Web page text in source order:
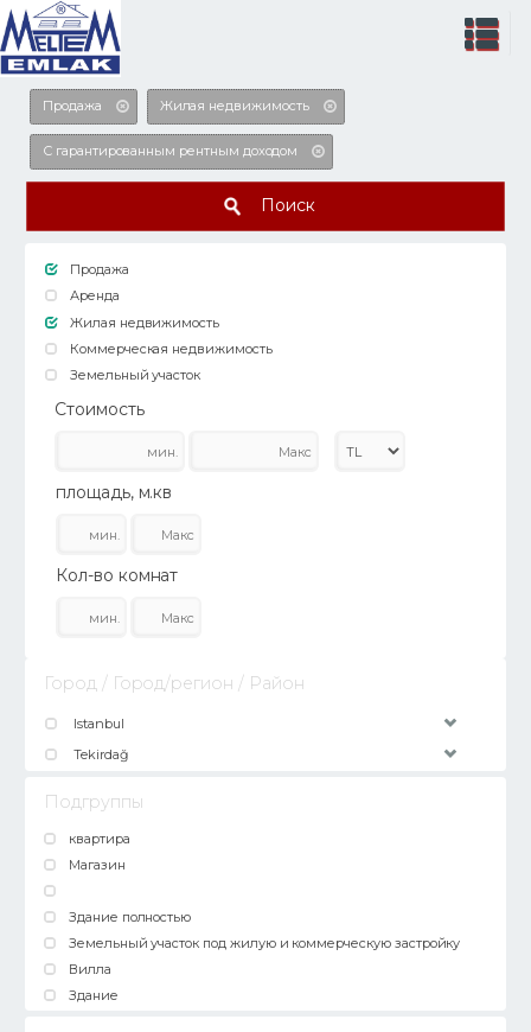
Продажа Жилая недвижимость
С гарантированным рентным доходом
Поиск
Продажа
Аренда
Жилая недвижимость
Коммерческая недвижимость
Земельный участок
Стоимость
площадь, м.кв
Кол-во комнат
Город / Город/регион / Район
Istanbul
Tekirdağ
Подгруппы
квартира
Магазин
Здание полностью
Земельный участок под жилую и коммерческую застройку
Вилла
Здание